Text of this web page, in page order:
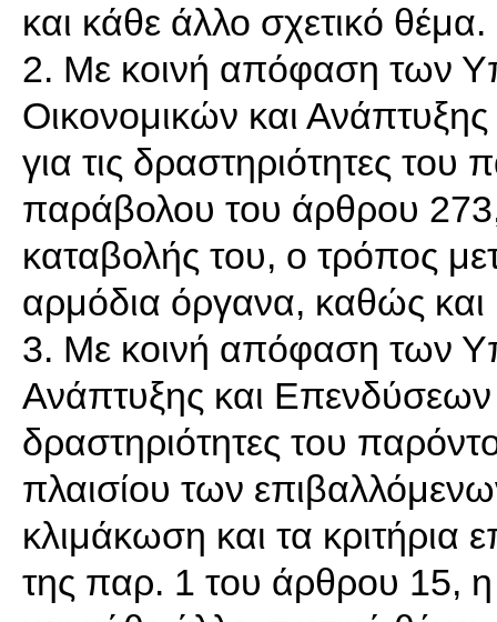
και κάθε άλλο σχετικό θέμα.
2. Με κοινή απόφαση των
Οικονομικών και
για τις δραστηριότητες
παράβολου του άρθρου
καταβολής του, ο τρόπος
αρμόδια όργανα, καθώς και
3. Με κοινή απόφαση των
Ανάπτυξης και Επενδύσεων
δραστηριότητες του
πλαισίου των
κλιμάκωση και τα κριτήρια
της παρ. 1 του άρθρου 15, η